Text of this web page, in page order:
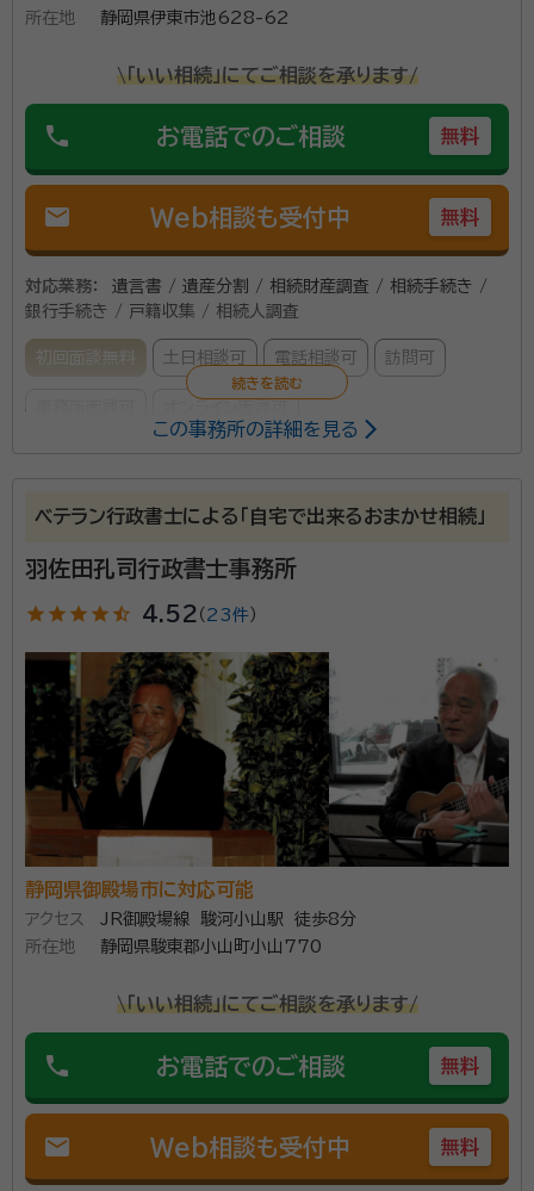
所在地
静岡県伊東市池628-62
\「いい相続」にてご相談を承ります/
phone お電話でのご相談 無料
mail Web相談も受付中 無料
対応業務：
遺言書 / 遺産分割 / 相続財産調査 / 相続手続き /
銀行手続き / 戸籍収集 / 相続人調査
初回面談無料 土日相談可 電話相談可 訪問可
金厚 祐一（かねこ ゆういち） 行政書士・FP技能士2級
遺言・相続手続きを始め、シニアライフの安心のお手伝
いを幅広くご相談いただけます。 見守り・任意後見契
分析して、最適のプランをご提案致します。 エンディン
グノートやデジタル遺品についても、ご相談やお手伝い
を承ります。 迅速で丁寧な対応を旨とし、ご依頼者様に
寄り添ったお手伝いを、力一杯させていただきます。
資格等：行政書士・FP技能士2級
所属団体： 静岡県行政書士会
この事務所の詳細を見る
ベテラン行政書士による「自宅で出来るおまかせ相続」
羽佐田孔司行政書士事務所
star star star star star_half 4.52 （ 23件）
静岡県御殿場市に対応可能
アクセス
JR御殿場線 駿河小山駅 徒歩8分
所在地
静岡県駿東郡小山町小山770
\「いい相続」にてご相談を承ります/
phone お電話でのご相談 無料
mail Web相談も受付中 無料